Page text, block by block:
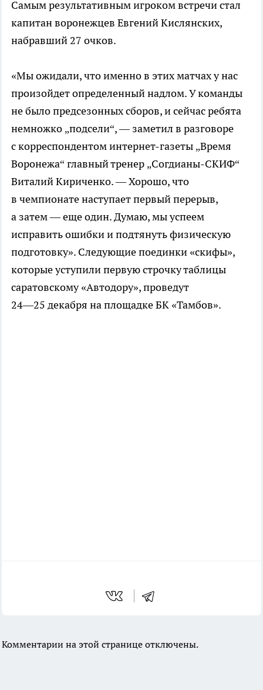
Самым результативным игроком встречи стал
капитан воронежцев Евгений Кислянских,
набравший 27 очков.
«Мы ожидали, что именно в этих матчах у нас
произойдет определенный надлом. У команды
не было предсезонных сборов, и сейчас ребята
немножко „подсели“, — заметил в разговоре
с корреспондентоминтернет-газеты „Время
Воронежа“ главный тренер „Согдианы-СКИФ“
Виталий Кириченко. — Хорошо, что
в чемпионате наступает первый перерыв,
а затем — еще один. Думаю, мы успеем
исправить ошибки и подтянуть физическую
подготовку». Следующие поединки «скифы»,
которые уступили первую строчку таблицы
саратовскому «Автодору», проведут
24—25 декабря на площадке БК «Тамбов».
Комментарии на этой странице отключены.